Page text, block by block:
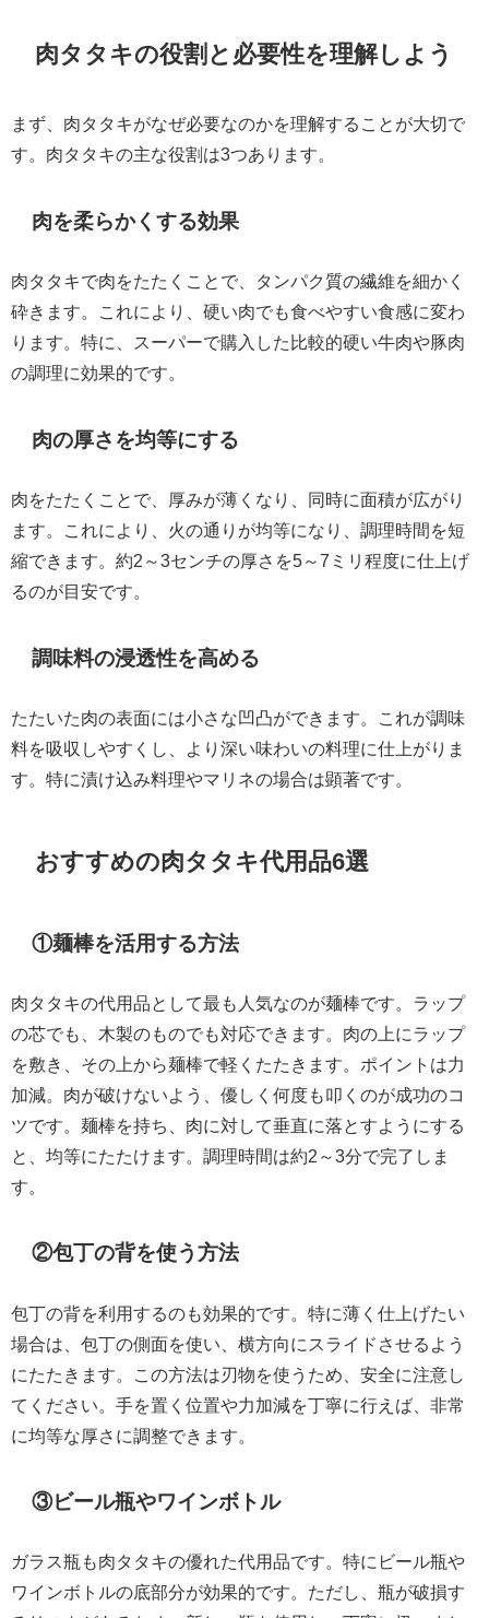
肉タタキの役割と必要性を理解しよう
まず、肉タタキがなぜ必要なのかを理解することが大切で
す。肉タタキの主な役割は3つあります。
肉を柔らかくする効果
肉タタキで肉をたたくことで、タンパク質の繊維を細かく
砕きます。これにより、硬い肉でも食べやすい食感に変わ
ります。特に、スーパーで購入した比較的硬い牛肉や豚肉
の調理に効果的です。
肉の厚さを均等にする
肉をたたくことで、厚みが薄くなり、同時に面積が広がり
ます。これにより、火の通りが均等になり、調理時間を短
縮できます。約2～3センチの厚さを5～7ミリ程度に仕上げ
るのが目安です。
調味料の浸透性を高める
たたいた肉の表面には小さな凹凸ができます。これが調味
料を吸収しやすくし、より深い味わいの料理に仕上がりま
す。特に漬け込み料理やマリネの場合は顕著です。
おすすめの肉タタキ代用品6選
①麺棒を活用する方法
肉タタキの代用品として最も人気なのが麺棒です。ラップ
の芯でも、木製のものでも対応できます。肉の上にラップ
を敷き、その上から麺棒で軽くたたきます。ポイントは力
加減。肉が破けないよう、優しく何度も叩くのが成功のコ
ツです。麺棒を持ち、肉に対して垂直に落とすようにする
と、均等にたたけます。調理時間は約2～3分で完了しま
す。
②包丁の背を使う方法
包丁の背を利用するのも効果的です。特に薄く仕上げたい
場合は、包丁の側面を使い、横方向にスライドさせるよう
にたたきます。この方法は刃物を使うため、安全に注意し
てください。手を置く位置や力加減を丁寧に行えば、非常
に均等な厚さに調整できます。
③ビール瓶やワインボトル
ガラス瓶も肉タタキの優れた代用品です。特にビール瓶や
ワインボトルの底部分が効果的です。ただし、瓶が破損す